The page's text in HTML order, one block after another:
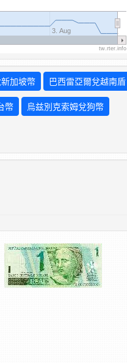
3. Aug
tw.rter.info
加坡幣 巴西雷亞爾兌越南盾
幣 烏兹別克索姆兌狗幣